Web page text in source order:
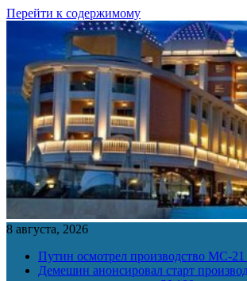
Перейти к содержимому
8 августа, 2026
Путин осмотрел производство МС-21
Демешин анонсировал старт